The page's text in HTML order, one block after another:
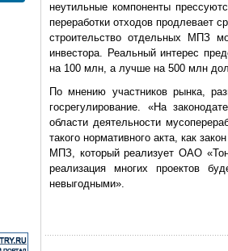
неутильные компоненты
переработки отходов продлевает
строительство отдельных МПЗ
инвестора. Реальный интерес
на 100 млн, а лучше на 500 млн
По мнению участников рынка,
госрегулирование. «На
области деятельности
такого нормативного акта, как
МПЗ, который реализует ОАО
реализация многих проектов
невыгодными».